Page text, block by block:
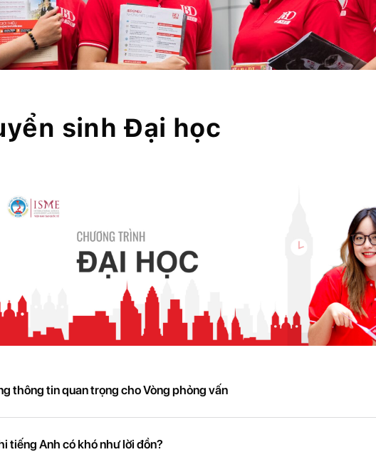
sinh Đại học
thông tin quan trọng cho Vòng phỏng vấn
tiếng Anh có khó như lời đồn?